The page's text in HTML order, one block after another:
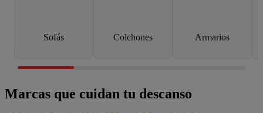
Sofás Colchones Armarios
Marcas que cuidan tu descanso